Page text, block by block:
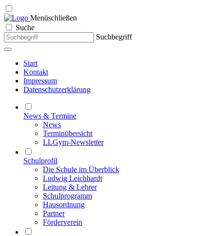
Menüschließen
Suche
Suchbegriff
Start
Kontakt
Impressum
Datenschutzerklärung
News & Termine
News
Terminübersicht
LLGym-Newsletter
Schulprofil
Die Schule im Überblick
Ludwig Leichhardt
Leitung & Lehrer
Schulprogramm
Hausordnung
Partner
Förderverein